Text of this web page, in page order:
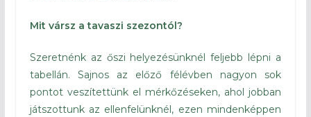
Mit vársz a tavaszi szezontól?
Szeretnénk az őszi helyezésünknél feljebb lépni a
tabellán. Sajnos az előző félévben nagyon sok
pontot veszítettünk el mérkőzéseken, ahol jobban
játszottunk az ellenfelünknél, ezen mindenképpen